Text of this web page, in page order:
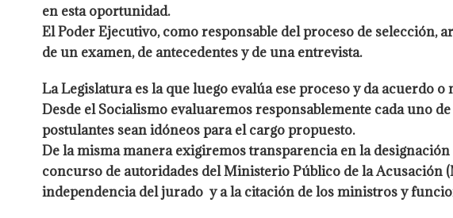
en esta oportunidad.
El Poder Ejecutivo, como responsable del proceso de selección,
de un examen, de antecedentes y de una entrevista.
La Legislatura es la que luego evalúa ese proceso y da acuerdo o
Desde el Socialismo evaluaremos responsablemente cada uno
postulantes sean idóneos para el cargo propuesto.
De la misma manera exigiremos transparencia en la
concurso de autoridades del Ministerio Público de la Acusación
independencia del jurado y a la citación de los ministros y